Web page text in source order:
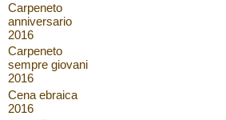
Carpeneto
anniversario
2016
Carpeneto
sempre giovani
2016
Cena ebraica
2016